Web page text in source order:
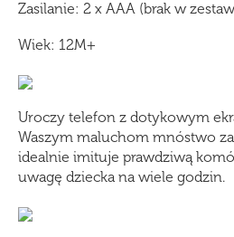
Zasilanie: 2 x AAA (brak w
Wiek: 12M+
Uroczy telefon z dotykowym
Waszym maluchom mnóstwo
idealnie imituje prawdziwą
uwagę dziecka na wiele godzin.